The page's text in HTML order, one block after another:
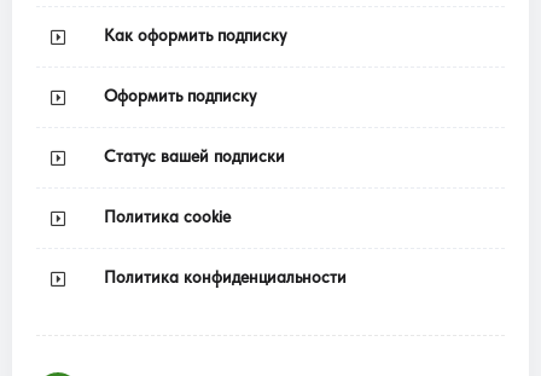
Как оформить подписку
Оформить подписку
Статус вашей подписки
Политика cookie
Политика конфиденциальности